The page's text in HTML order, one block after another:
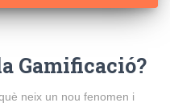
Gamificació?
neix un nou fenomen i